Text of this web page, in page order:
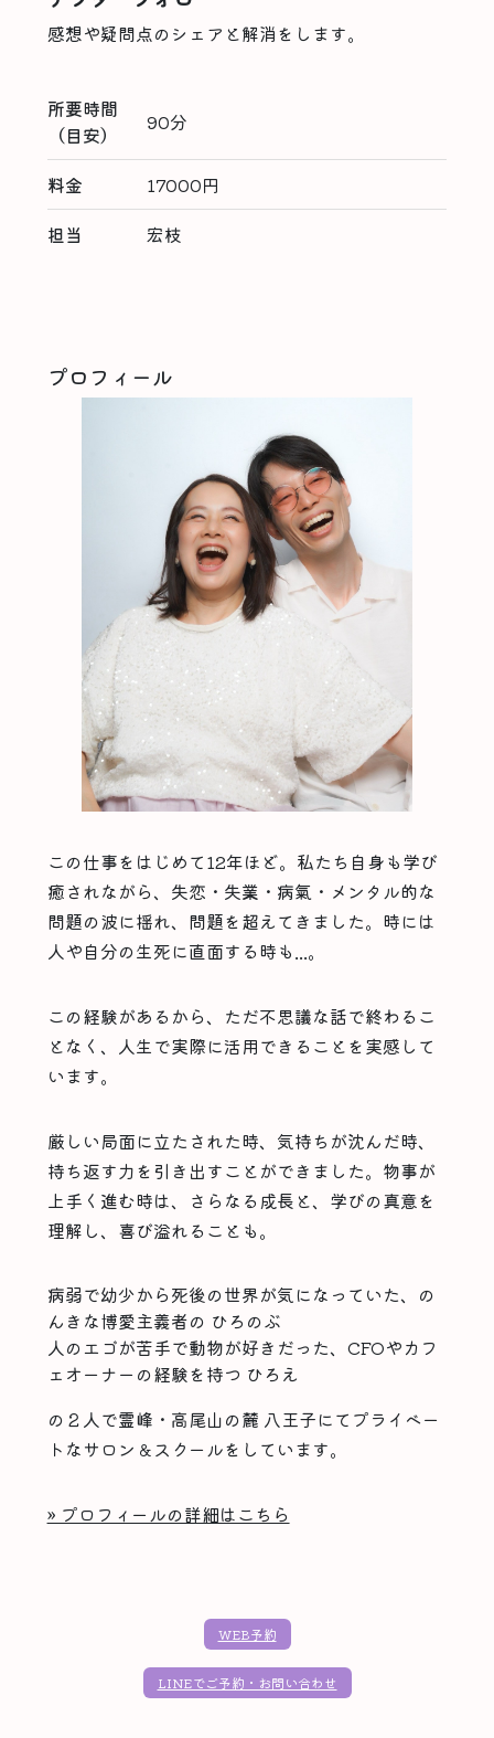
感想や疑問点のシェアと解消をします。
所要時間
（目安）
90分
料金
17000円
担当
宏枝
プロフィール
この仕事をはじめて12年ほど。私たち自身も学び
癒されながら、失恋・失業・病氣・メンタル的な
問題の波に揺れ、問題を超えてきました。時には
人や自分の生死に直面する時も...。
この経験があるから、ただ不思議な話で終わるこ
となく、人生で実際に活用できることを実感して
います。
厳しい局面に立たされた時、気持ちが沈んだ時、
持ち返す力を引き出すことができました。物事が
上手く進む時は、さらなる成長と、学びの真意を
理解し、喜び溢れることも。
病弱で幼少から死後の世界が気になっていた、の
んきな博愛主義者の ひろのぶ
人のエゴが苦手で動物が好きだった、CFOやカフ
ェオーナーの経験を持つ ひろえ
の２人で霊峰・高尾山の麓 八王子にてプライベー
トなサロン＆スクールをしています。
» プロフィールの詳細はこちら
WEB予約
LINEでご予約・お問い合わせ